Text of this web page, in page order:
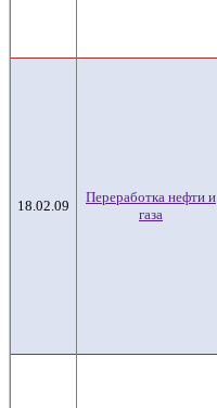
18.02.09
Переработка нефти и
газа